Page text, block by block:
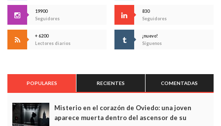
19900
Seguidores
830
Seguidores
+ 6200
Lectores diarios
¡nuevo!
Síguenos
POPULARES RECIENTES COMENTADAS
Misterio en el corazón de Oviedo: una joven
aparece muerta dentro del ascensor de su